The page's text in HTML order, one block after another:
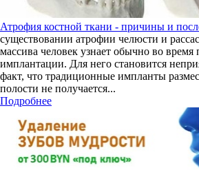
Атрофия костной ткани - причины и
существовании атрофии челюсти и
массива человек узнает обычно во
имплантации. Для него становится
факт, что традиционные импланты
полости не получается...
Подробнее